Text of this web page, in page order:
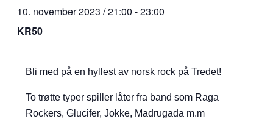
10. november 2023 / 21:00 -23:00
KR50
Bli med på en hyllest av norsk rock på Tredet!
To trøtte typer spiller låter fra band som Raga
Rockers, Glucifer, Jokke, Madrugada m.m